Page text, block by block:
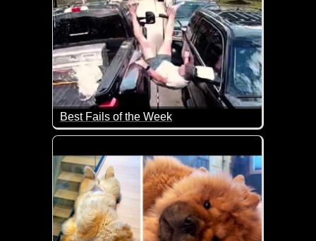
Best Fails of the Week
Das tut teilweise schon beim zusehen weh. Da